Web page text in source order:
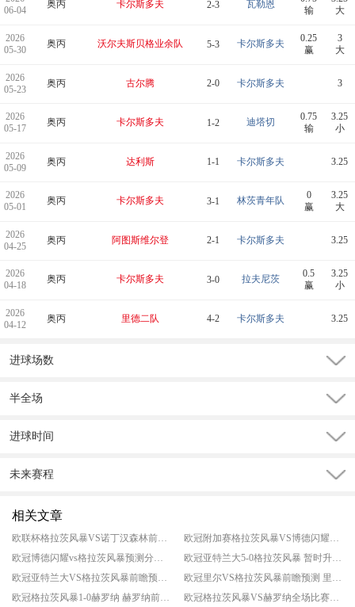
06-04
奥丙 卡尔斯多夫 2-3 瓦勒恩
输
大
2026
05-30
奥丙 沃尔夫斯贝格业余队 5-3 卡尔斯多夫
0.25
赢
3
大
2026
05-23
奥丙 古尔腾 2-0 卡尔斯多夫 3
2026
05-17
奥丙 卡尔斯多夫 1-2 迪塔切
0.75
输
3.25
小
2026
05-09
奥丙 达利斯 1-1 卡尔斯多夫 3.25
2026
05-01
奥丙 卡尔斯多夫 3-1 林茨青年队
0
赢
3.25
大
2026
04-25
奥丙 阿图斯维尔登 2-1 卡尔斯多夫 3.25
2026
04-18
奥丙 卡尔斯多夫 3-0 拉夫尼茨
0.5
赢
3.25
小
2026
04-12
奥丙 里德二队 4-2 卡尔斯多夫 3.25
进球场数
半全场
进球时间
未来赛程
相关文章
欧冠亚特兰大5-0格拉茨风暴 暂时升至积分榜第四名
欧冠格拉茨风暴VS赫罗纳全场比赛分析 悬念十足